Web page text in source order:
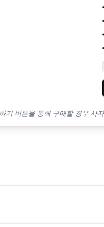
•
•
•
•
기 버튼을 통해 구매할 경우 사